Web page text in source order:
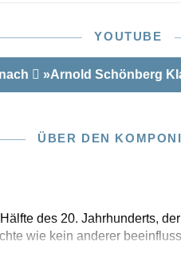
Werks wie auch an seine
Graf in einem eigenen
Reproduktion für dieses
Vierfarbdruck
und in Feinleinen gebunden,
Ein würdiger Beitrag des
YOUTUBE
»Arnold Schönberg
ÜBER DEN
des 20. Jahrhunderts,
wie kein anderer